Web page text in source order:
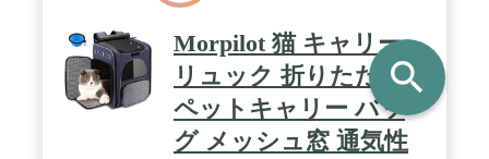
に頑丈なPVC素材を採用していますので摩耗と噛む
に耐えます。ペットが暴れられる時にも使用可能で
すがご安心ください。 / 🐶😸【通気性抜群】両面メ
ッシュ製の換気窓を設計し、空気の循環が向上し、
ペットが快適に呼吸できるようにします。同時に、
中には夏冬両用シート付き、夏は裏側、冬はラムベ
ルベット側を使用できます。ペットは飼主さんの顔
がいつでも見える安心、不安を解消します！ そのほ
Morpilot 猫 キャリー
リュック 折りたたみ
ペットキャリー バッ
グ メッシュ窓 通気性
search